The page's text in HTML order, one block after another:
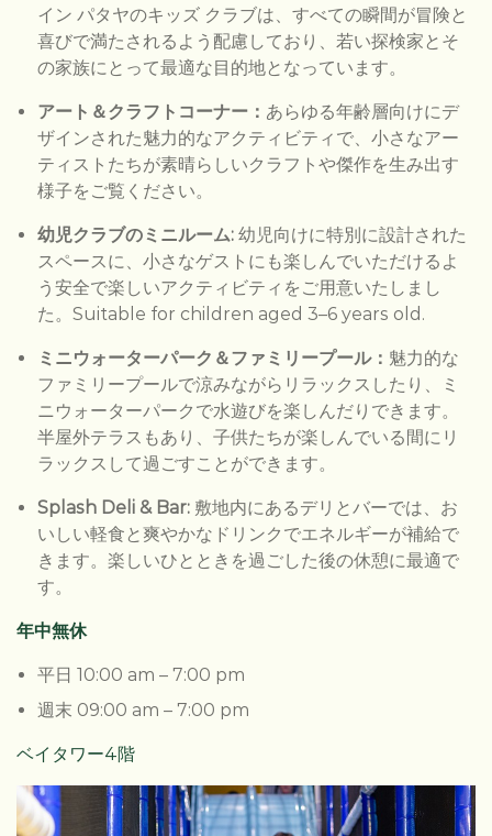
イン パタヤのキッズ クラブは、すべての瞬間が冒険と
喜びで満たされるよう配慮しており、若い探検家とそ
の家族にとって最適な目的地となっています。
アート＆クラフトコーナー： あらゆる年齢層向けにデ
ザインされた魅力的なアクティビティで、小さなアー
ティストたちが素晴らしいクラフトや傑作を生み出す
様子をご覧ください。
幼児クラブのミニルーム:幼児向けに特別に設計された
スペースに、小さなゲストにも楽しんでいただけるよ
う安全で楽しいアクティビティをご用意いたしまし
た。Suitable for children aged 3–6 years old.
ミニウォーターパーク＆ファミリープール： 魅力的な
ファミリープールで涼みながらリラックスしたり、ミ
ニウォーターパークで水遊びを楽しんだりできます。
半屋外テラスもあり、子供たちが楽しんでいる間にリ
ラックスして過ごすことができます。
Splash Deli & Bar: 敷地内にあるデリとバーでは、お
いしい軽食と爽やかなドリンクでエネルギーが補給で
きます。楽しいひとときを過ごした後の休憩に最適で
す。
年中無休
平日 10:00 am – 7:00 pm​
週末 09:00 am – 7:00 pm​​
ベイタワー4階